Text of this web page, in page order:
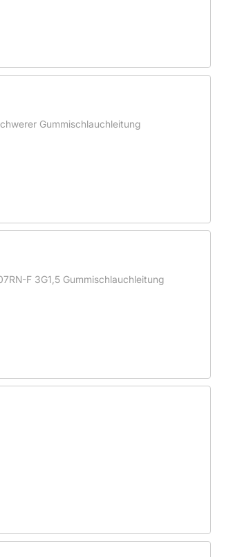
Gummischlauchleitung
F 3G1,5 Gummischlauchleitung